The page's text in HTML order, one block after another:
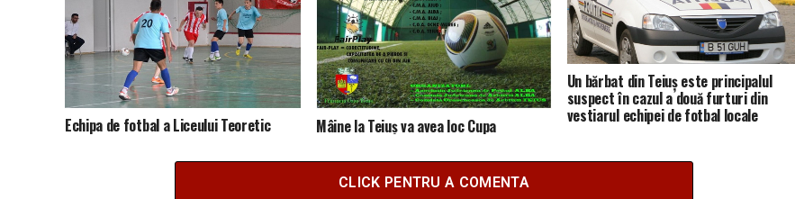
Echipa de fotbal a Liceului Teoretic Mâine la Teiuș va avea loc Cupa
Un bărbat din Teiuş este principalul
suspect în cazul a două furturi din
vestiarul echipei de fotbal locale
CLICK PENTRU A COMENTA